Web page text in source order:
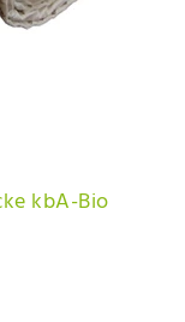
kbA-Bio